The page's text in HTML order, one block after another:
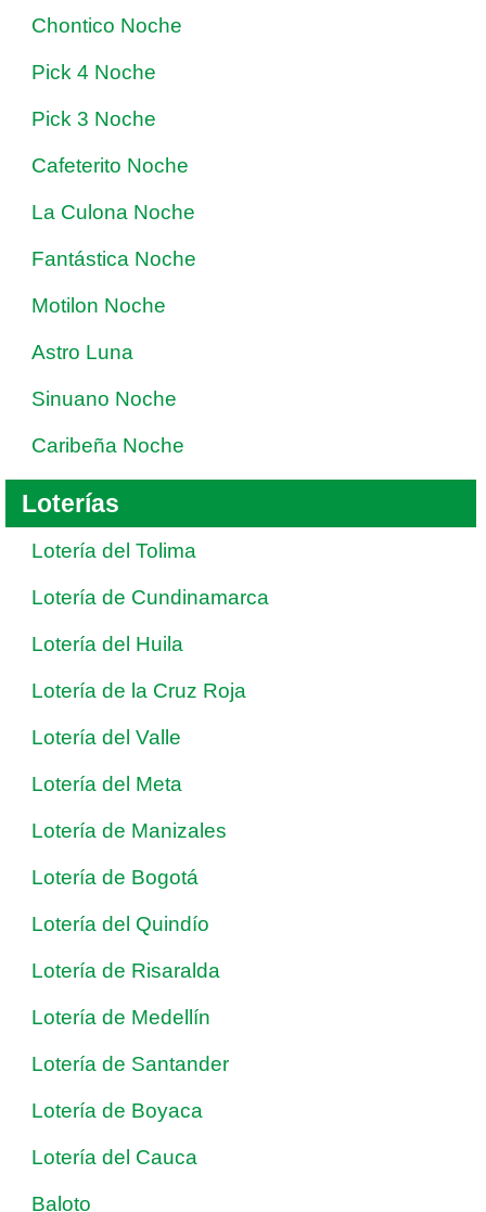
Chontico Noche
Pick 4 Noche
Pick 3 Noche
Cafeterito Noche
La Culona Noche
Fantástica Noche
Motilon Noche
Astro Luna
Sinuano Noche
Caribeña Noche
Loterías
Lotería del Tolima
Lotería de Cundinamarca
Lotería del Huila
Lotería de la Cruz Roja
Lotería del Valle
Lotería del Meta
Lotería de Manizales
Lotería de Bogotá
Lotería del Quindío
Lotería de Risaralda
Lotería de Medellín
Lotería de Santander
Lotería de Boyaca
Lotería del Cauca
Baloto